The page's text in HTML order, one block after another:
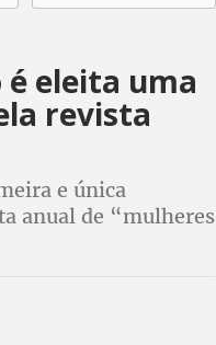
eleita uma
revista
e única
anual de “mulheres